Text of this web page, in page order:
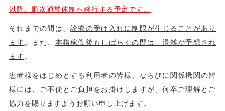
以降、順次通常体制へ移行する予定です。
それまでの間は、診療の受け入れに制限が生じることがあり
ます 。また、 本格稼働後もしばらくの間は、混雑が予想され
ます。
患者様をはじめとする利用者の皆様、ならびに関係機関の皆
様には、ご不便とご負担をお掛けしますが、何卒ご理解とご
協力を賜りますようお願い申し上げます。